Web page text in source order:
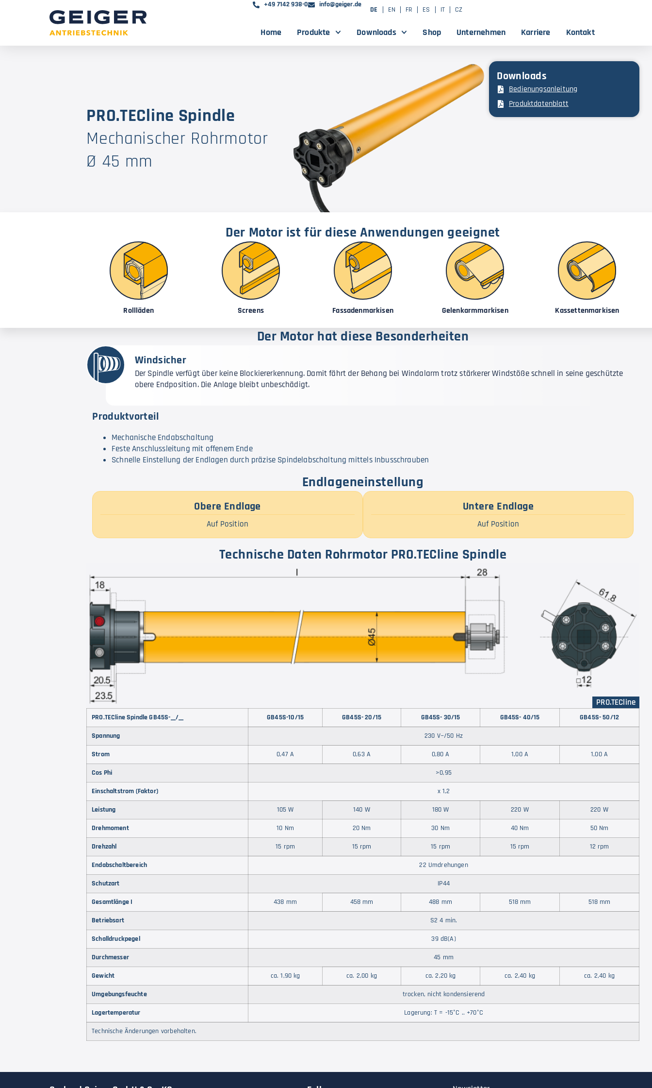
+49 7142 938-0 info@geiger.de
DE EN FR ES IT CZ
Home Produkte Downloads Shop Unternehmen Karriere Kontakt
PRO.TECline Spindle
Mechanischer Rohrmotor
Ø 45 mm
Downloads
Bedienungsanleitung
Produktdatenblatt
Der Motor ist für diese Anwendungen geeignet
Rollläden Screens Fassadenmarkisen Gelenkarmmarkisen Kassettenmarkisen
Der Motor hat diese Besonderheiten
Windsicher
Der Spindle verfügt über keine Blockiererkennung. Damit fährt der Behang bei Windalarm trotz stärkerer Windstöße schnell in seine geschützte
obere Endposition. Die Anlage bleibt unbeschädigt.
Produktvorteil
Mechanische Endabschaltung
Feste Anschlussleitung mit offenem Ende
Schnelle Einstellung der Endlagen durch präzise Spindelabschaltung mittels Inbusschrauben
Endlageneinstellung
Obere Endlage
Auf Position
Untere Endlage
Auf Position
Technische Daten Rohrmotor PRO.TECline Spindle
PRO.TECline
PRO.TECline Spindle GB45S-__/__ GB45S-10/15 GB45S- 20/15 GB45S- 30/15 GB45S- 40/15 GB45S- 50/12
Spannung 230 V~/50 Hz
Strom 0,47 A 0,63 A 0,80 A 1,00 A 1,00 A
Cos Phi >0,95
Einschaltstrom (Faktor) x 1,2
Leistung 105 W 140 W 180 W 220 W 220 W
Drehmoment 10 Nm 20 Nm 30 Nm 40 Nm 50 Nm
Drehzahl 15 rpm 15 rpm 15 rpm 15 rpm 12 rpm
Endabschaltbereich 22 Umdrehungen
Schutzart IP44
Gesamtlänge I 438 mm 458 mm 488 mm 518 mm 518 mm
Betriebsart S2 4 min.
Schalldruckpegel 39 dB(A)
Durchmesser 45 mm
Gewicht ca. 1,90 kg ca. 2,00 kg ca. 2,20 kg ca. 2,40 kg ca. 2,40 kg
Umgebungsfeuchte trocken, nicht kondensierend
Lagertemperatur Lagerung: T = -15°C .. +70°C
Technische Änderungen vorbehalten.